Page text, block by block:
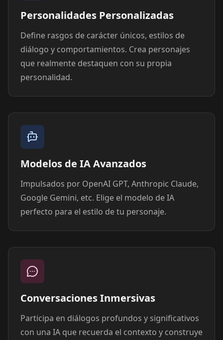
Personalidades Personalizadas
Define rasgos de carácter únicos, estilos de
diálogo y comportamientos. Crea personajes
que realmente destaquen con su propia
personalidad.
Modelos de IA Avanzados
Impulsados por OpenAI GPT, Anthropic Claude,
Google Gemini, etc. Elige el modelo de IA
perfecto para el estilo de tu personaje.
Conversaciones Inmersivas
Participa en diálogos profundos y significativos
con una IA que recuerda el contexto y construye